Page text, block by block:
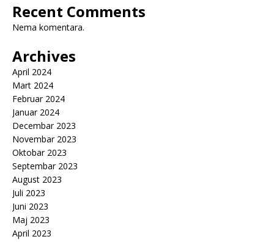
Recent Comments
Nema komentara.
Archives
April 2024
Mart 2024
Februar 2024
Januar 2024
Decembar 2023
Novembar 2023
Oktobar 2023
Septembar 2023
August 2023
Juli 2023
Juni 2023
Maj 2023
April 2023